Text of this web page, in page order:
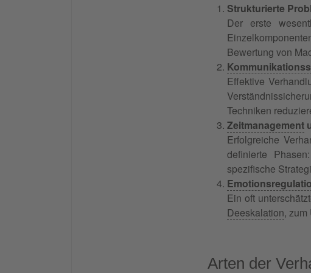
Strukturierte
Der erste
Bewertung von
Effektive
Techniken
Zeitmanagement
Erfolgreiche
definierte
spezifische
Ein oft
Deeskalation,
Arten der